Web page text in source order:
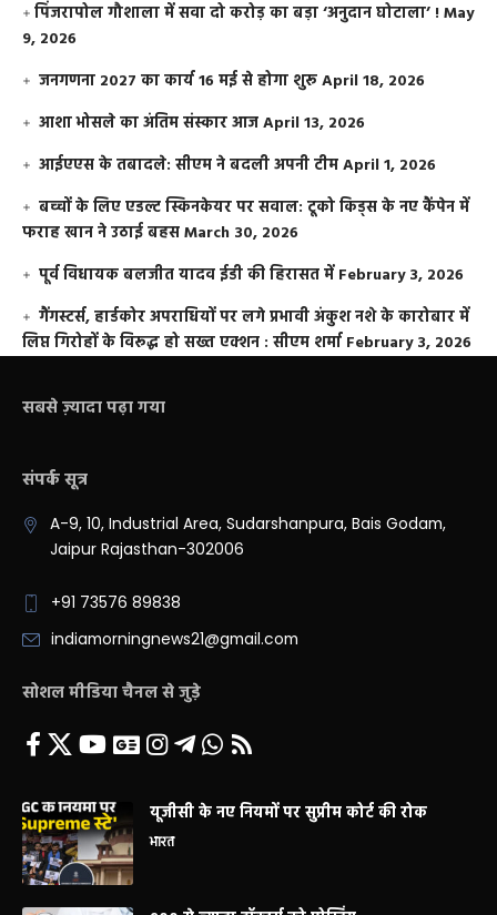
​पिंजरापोल गौशाला में सवा दो करोड़ का बड़ा ‘अनुदान घोटाला’ !May
9, 2026
जनगणना 2027 का कार्य 16 मई से होगा शुरूApril 18, 2026
आशा भोसले का अंतिम संस्कार आजApril 13, 2026
आईएएस के तबादले: सीएम ने बदली अपनी टीमApril 1, 2026
बच्चों के लिए एडल्ट स्किनकेयर पर सवाल: टूको किड्स के नए कैंपेन में
फराह खान ने उठाई बहसMarch 30, 2026
पूर्व विधायक बलजीत यादव ईडी की हिरासत में February 3, 2026
गैंगस्टर्स, हार्डकोर अपराधियों पर लगे प्रभावी अंकुश नशे के कारोबार में
लिप्त गिरोहों के विरूद्ध हो सख्त एक्शन : सीएम शर्मा February 3, 2026
सबसे ज़्यादा पढ़ा गया
संपर्क सूत्र
A-9, 10, Industrial Area, Sudarshanpura, Bais Godam,
Jaipur Rajasthan-302006
+91 73576 89838
indiamorningnews21@gmail.com
सोशल मीडिया चैनल से जुड़े
यूजीसी के नए नियमों पर सुप्रीम कोर्ट की रोक
भारत